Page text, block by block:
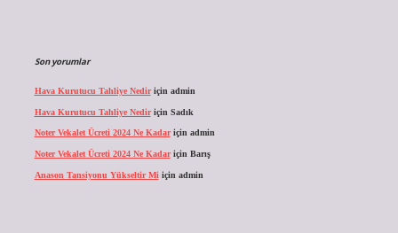
Son yorumlar
Hava Kurutucu Tahliye Nediriçin admin
Hava Kurutucu Tahliye Nediriçin Sadık
Noter Vekalet Ücreti 2024 Ne Kadariçin admin
Noter Vekalet Ücreti 2024 Ne Kadariçin Barış
Anason Tansiyonu Yükseltir Mi için admin